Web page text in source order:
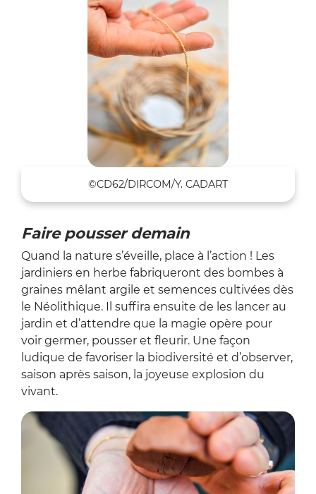
©CD62/DIRCOM/Y. CADART
Faire pousser demain
Quand la nature s’éveille, place à l’action ! Les
jardiniers en herbe fabriqueront des bombes à
graines mêlant argile et semences cultivées dès
le Néolithique. Il suffira ensuite de les lancer au
jardin et d’attendre que la magie opère pour
voir germer, pousser et fleurir. Une façon
ludique de favoriser la biodiversité et d’observer,
saison après saison, la joyeuse explosion du
vivant.